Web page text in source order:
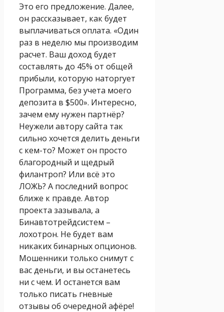
Это его предложение. Далее,
он рассказывает, как будет
выплачиваться оплата. «Один
раз в неделю мы производим
расчет. Ваш доход будет
составлять до 45% от общей
прибыли, которую наторгует
Программа, без учета моего
депозита в $500». Интересно,
зачем ему нужен партнёр?
Неужели автору сайта так
сильно хочется делить деньги
с кем-то? Может он просто
благородный и щедрый
филантроп? Или всё это
ЛОЖЬ? А последний вопрос
ближе к правде. Автор
проекта зазывала, а
Бинавтотрейдсистем –
лохотрон. Не будет вам
никаких бинарных опционов.
Мошенники только снимут с
вас деньги, и вы останетесь
ни с чем. И останется вам
только писать гневные
отзывы об очередной афёре!